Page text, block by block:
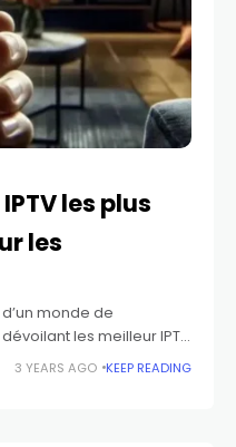
les plus
les
monde de
les meilleur IPTV
France. Oubliez les
3 YEARS AGO KEEP READING